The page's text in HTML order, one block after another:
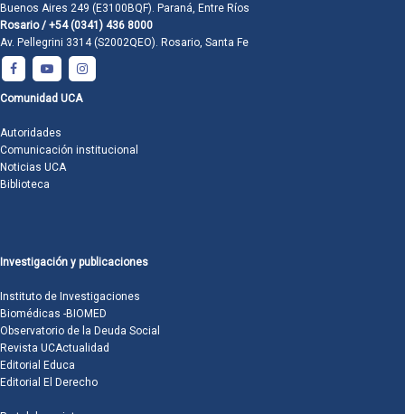
Buenos Aires 249 (E3100BQF). Paraná, Entre Ríos
Rosario / +54 (0341) 436 8000
Av. Pellegrini 3314 (S2002QEO). Rosario, Santa Fe
Comunidad UCA
Autoridades
Comunicación institucional
Noticias UCA
Biblioteca
Investigación y publicaciones
Instituto de Investigaciones
Biomédicas -BIOMED
Observatorio de la Deuda Social
Revista UCActualidad
Editorial Educa
Editorial El Derecho